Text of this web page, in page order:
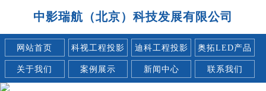
中影瑞航（北京）科技发展有限公司
网站首页 科视工程投影 迪科工程投影 奥拓LED产品
关于我们 案例展示 新闻中心 联系我们